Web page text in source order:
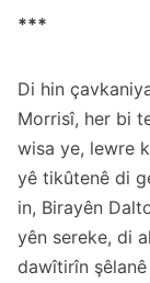
***
Di hin
Morrisî, her bi
wisa ye, lewre
yê tikûtenê di
in, Birayên
yên sereke, di
dawîtirîn